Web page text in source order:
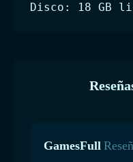
Disco: 18 GB
GamesFull